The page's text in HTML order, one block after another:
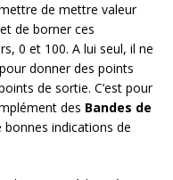
de mettre valeur
de borner ces
0 et 100. A lui seul, il ne
donner des points
de sortie. C’est pour
des Bandes de
indications de